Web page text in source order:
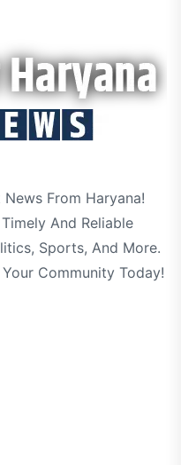
From Haryana!
And Reliable
Sports, And More.
Community Today!